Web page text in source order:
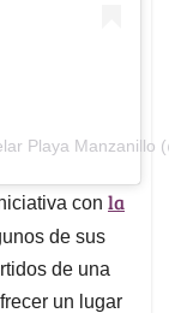
Playa Manzanillo
con la
de sus
de una
un lugar